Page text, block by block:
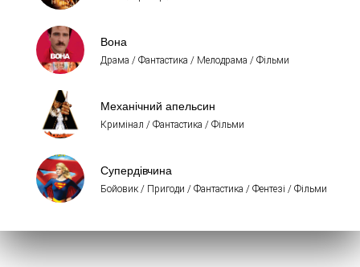
Вона
Драма / Фантастика / Мелодрама / Фільми
Механічний апельсин
Кримінал / Фантастика / Фільми
Супердівчина
Бойовик / Пригоди / Фантастика / Фентезі / Фільми